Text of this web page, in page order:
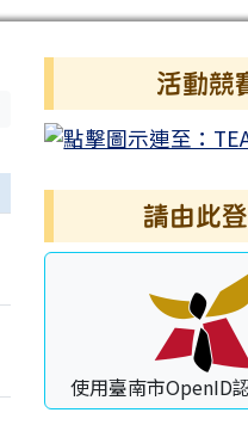
左邊區域內
活動競
請由此
使用臺南市OpenID